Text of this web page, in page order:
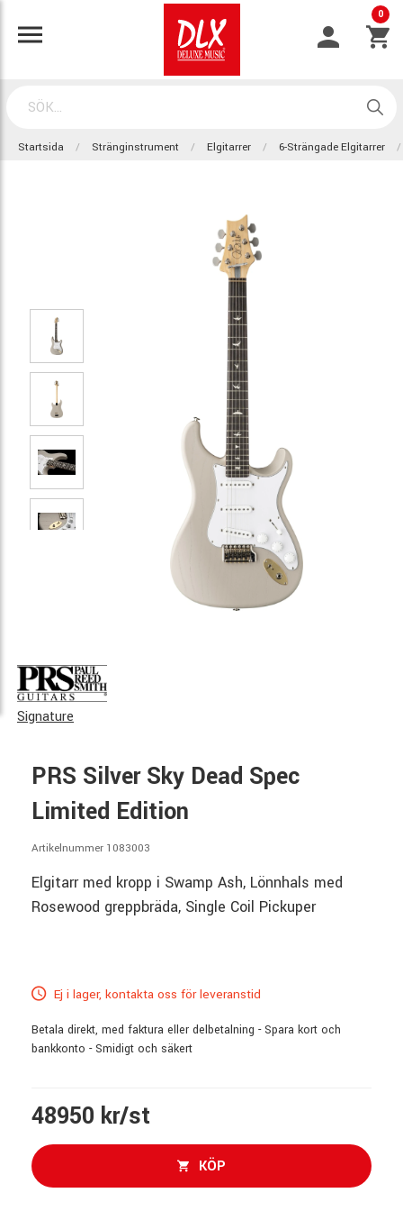
0
Startsida Stränginstrument Elgitarrer 6-Strängade Elgitarrer
Signature
PRS Silver Sky Dead Spec
Limited Edition
Artikelnummer 1083003
Elgitarr med kropp i Swamp Ash, Lönnhals med
Rosewood greppbräda, Single Coil Pickuper
Ej i lager, kontakta oss för leveranstid
Betala direkt, med faktura eller delbetalning - Spara kort och
bankkonto - Smidigt och säkert
48950 kr/st
KÖP